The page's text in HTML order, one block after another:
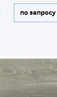
по запросу